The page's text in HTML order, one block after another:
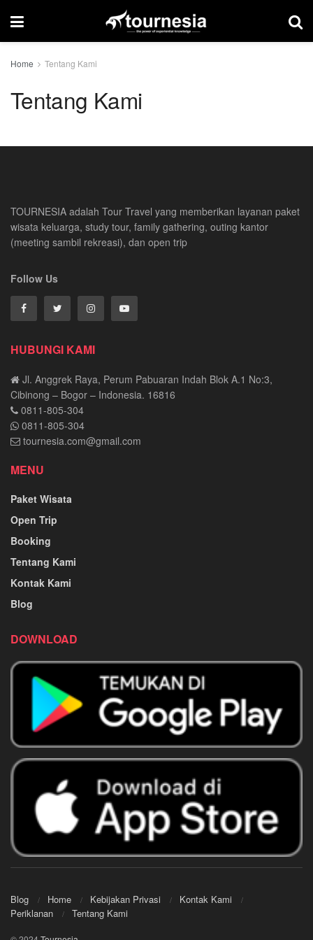
Home Tentang Kami
Tentang Kami
TOURNESIA adalah Tour Travel yang memberikan layanan paket
wisata keluarga, study tour, family gathering, outing kantor
(meeting sambil rekreasi), dan open trip
Follow Us
HUBUNGI KAMI
Jl. Anggrek Raya, Perum Pabuaran Indah Blok A.1 No:3,
Cibinong – Bogor – Indonesia. 16816
0811-805-304
0811-805-304
tournesia.com@gmail.com
MENU
Paket Wisata
Open Trip
Booking
Tentang Kami
Kontak Kami
Blog
DOWNLOAD
Blog Home Kebijakan Privasi
Kontak Kami
Periklanan
Tentang Kami